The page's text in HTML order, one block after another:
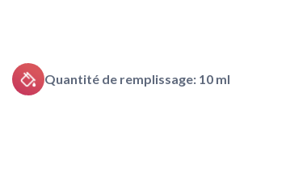
Quantité de remplissage: 10 ml